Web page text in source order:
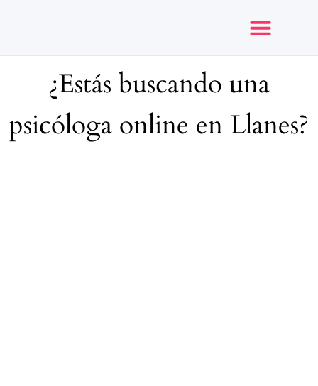
¿Estás buscando una
psicóloga online en Llanes?